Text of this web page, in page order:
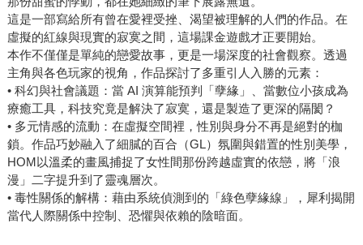
這是一部寫給所有曾在愛裡受挫、渴望被理解的人們的作品。在
虛擬的紅線與現實的寂寞之間，這場課金遊戲才正要開始。
本作不僅僅是單純的戀愛故事，更是一場深度的社會觀察。透過
主角與各色玩家的視角，作品探討了多重引人入勝的元素：
• 科幻與社會議題：當 AI 演算能預判「孽緣」、當數位小孩成為
療癒工具，科技究竟是解決了寂寞，還是製造了更深的隔閡？
• 多元情感的流動：在虛擬空間裡，性別與身分不再是絕對的枷
鎖。作品巧妙融入了細膩的百合（GL）氛圍與錯置的性別美學，
HOM以溫柔的畫風捕捉了女性間那份跨越虛實的依戀，將「浪
漫」二字提升到了靈魂層次。
• 毒性關係的解構：藉由系統偵測到的「綠色孽緣線」，犀利揭開
當代人際關係中控制、恐懼與依賴的陰暗面。